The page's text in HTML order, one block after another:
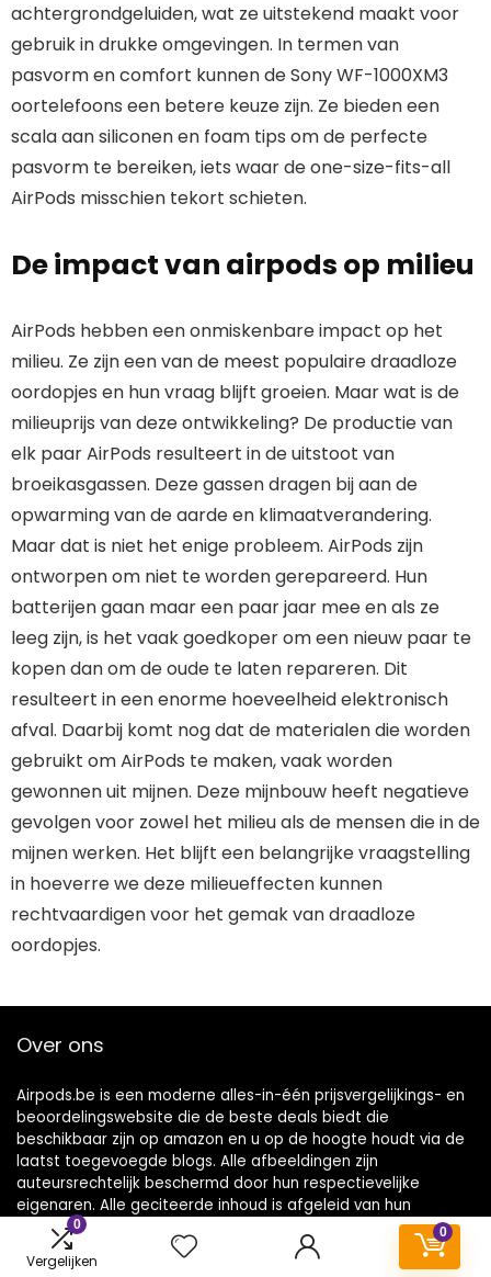
0
Vergelijken
0
achtergrondgeluiden, wat ze uitstekend maakt voor
gebruik in drukke omgevingen. In termen van
pasvorm en comfort kunnen de Sony WF-1000XM3
oortelefoons een betere keuze zijn. Ze bieden een
scala aan siliconen en foam tips om de perfecte
pasvorm te bereiken, iets waar de one-size-fits-all
AirPods misschien tekort schieten.
De impact van airpods op milieu
AirPods hebben een onmiskenbare impact op het
milieu. Ze zijn een van de meest populaire draadloze
oordopjes en hun vraag blijft groeien. Maar wat is de
milieuprijs van deze ontwikkeling? De productie van
elk paar AirPods resulteert in de uitstoot van
broeikasgassen. Deze gassen dragen bij aan de
opwarming van de aarde en klimaatverandering.
Maar dat is niet het enige probleem. AirPods zijn
ontworpen om niet te worden gerepareerd. Hun
batterijen gaan maar een paar jaar mee en als ze
leeg zijn, is het vaak goedkoper om een nieuw paar te
kopen dan om de oude te laten repareren. Dit
resulteert in een enorme hoeveelheid elektronisch
afval. Daarbij komt nog dat de materialen die worden
gebruikt om AirPods te maken, vaak worden
gewonnen uit mijnen. Deze mijnbouw heeft negatieve
gevolgen voor zowel het milieu als de mensen die in de
mijnen werken. Het blijft een belangrijke vraagstelling
in hoeverre we deze milieueffecten kunnen
rechtvaardigen voor het gemak van draadloze
oordopjes.
Over ons
Airpods.be is een moderne alles-in-één prijsvergelijkings- en
beoordelingswebsite die de beste deals biedt die
beschikbaar zijn op amazon en u op de hoogte houdt via de
laatst toegevoegde blogs. Alle afbeeldingen zijn
auteursrechtelijk beschermd door hun respectievelijke
eigenaren. Alle geciteerde inhoud is afgeleid van hun
respectievelijke bronnen.